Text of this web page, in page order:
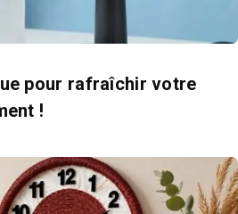
pour rafraîchir votre
!